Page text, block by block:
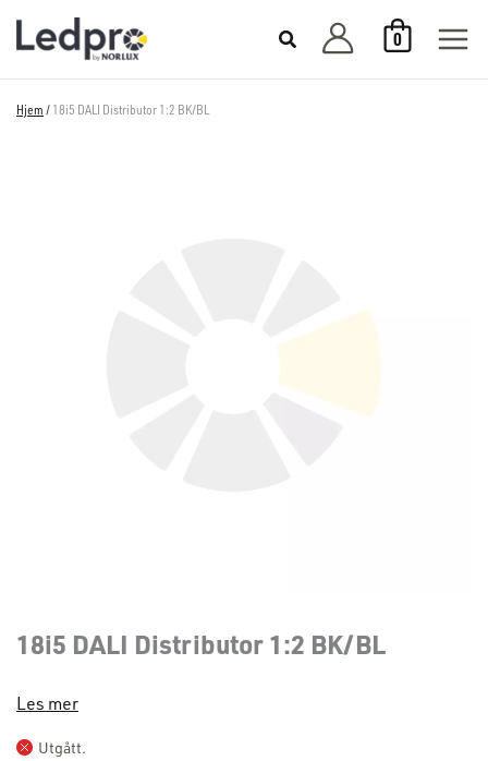
rett
0
Hjem / 18i5 DALI Distributor 1:2 BK/BL
18i5 DALI Distributor 1:2 BK/BL
Les mer
Utgått.